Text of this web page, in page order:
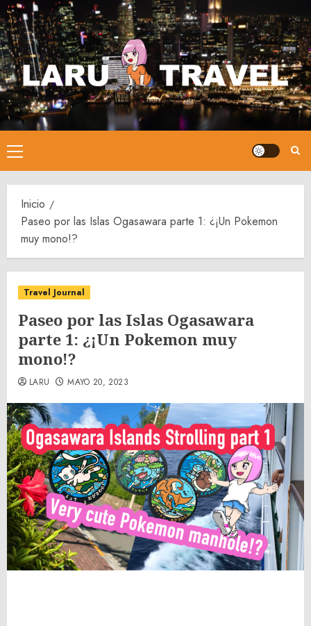
Saltar
al
contenido
Menú
principal
Inicio
Paseo por las Islas Ogasawara parte 1: ¿¡Un Pokemon
muy mono!?
Travel Journal
Paseo por las Islas Ogasawara
parte 1: ¿¡Un Pokemon muy
mono!?
LARU MAYO 20, 2023